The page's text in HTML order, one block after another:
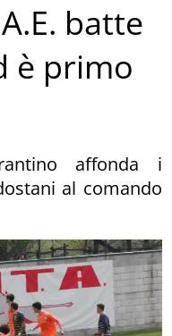
batte
è primo
affonda i
al comando